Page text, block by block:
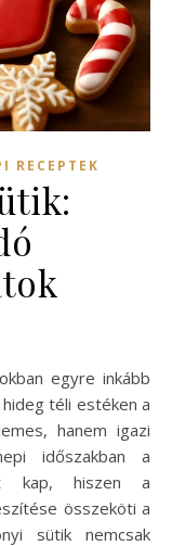
RECEPTEK
téli estéken a
hanem igazi
időszakban a
kap, hiszen a
összeköti a
sütik nemcsak